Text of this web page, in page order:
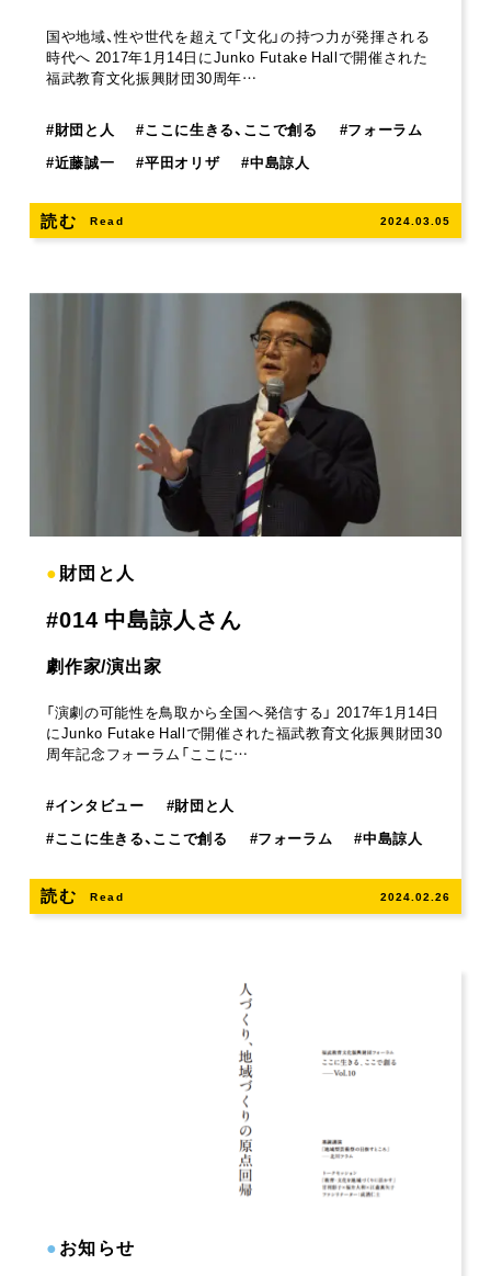
国や地域、性や世代を超えて「文化」の持つ力が発揮される
時代へ 2017年1月14日にJunko Futake Hallで開催された
福武教育文化振興財団30周年…
#財団と人 #ここに生きる、ここで創る #フォーラム
#近藤誠一 #平田オリザ #中島諒人
読む Read 2024.03.05
●財団と人
#014 中島諒人さん
劇作家/演出家
「演劇の可能性を鳥取から全国へ発信する」 2017年1月14日
にJunko Futake Hallで開催された福武教育文化振興財団30
周年記念フォーラム「ここに…
#インタビュー #財団と人
#ここに生きる、ここで創る #フォーラム #中島諒人
読む Read 2024.02.26
●お知らせ